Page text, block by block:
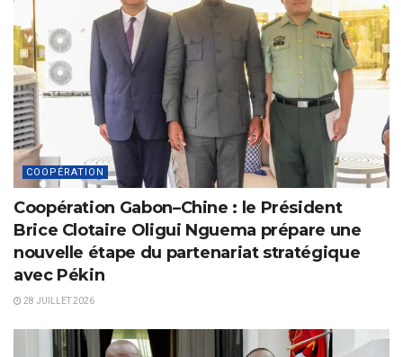
COOPÉRATION
Coopération Gabon–Chine : le Président
Brice Clotaire Oligui Nguema prépare une
nouvelle étape du partenariat stratégique
avec Pékin
28 JUILLET 2026